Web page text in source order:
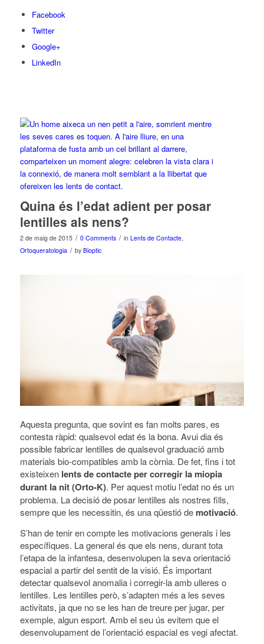
Facebook
Twitter
Google+
LinkedIn
Quina és l’edat adient per posar
lentilles als nens?
2 de maig de 2015 / 0 Comments / in Lents de Contacte,
Ortoqueratologia / by Bioptic
Aquesta pregunta, que sovint es fan molts pares, es
contesta ràpid: qualsevol edat és la bona. Avui dia és
possible fabricar lentilles de qualsevol graduació amb
materials bio-compatibles amb la còrnia. De fet, fins i tot
existeixen lents de contacte per corregir la miopia
durant la nit (Orto-K). Per aquest motiu l’edat no és un
problema. La decisió de posar lentilles als nostres fills,
sempre que les necessitin, és una qüestió de motivació.
S’han de tenir en compte les motivacions generals i les
específiques. La general és que els nens, durant tota
l’etapa de la infantesa, desenvolupen la seva orientació
espacial a partir del sentit de la visió. És important
detectar qualsevol anomalia i corregir-la amb ulleres o
lentilles. Les lentilles però, s’adapten més a les seves
activitats, ja que no se les han de treure per jugar, per
exemple, algun esport. Amb el seu ús evitem que el
desenvolupament de l’orientació espacial es vegi afectat.